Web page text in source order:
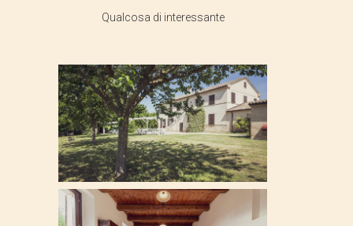
Qualcosa di interessante